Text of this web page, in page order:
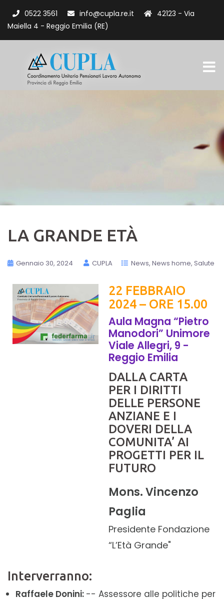
0522 3561 info@cupla.re.it
42123 - Via
Maiella 4 - Reggio Emilia (RE)
LA GRANDE ETÀ
Gennaio 30, 2024 CUPLA News News home Salute
22 FEBBRAIO
2024 – ORE 15.00
Aula Magna “Pietro
Manodori” Unimore
Viale Allegri, 9 -
Reggio Emilia
DALLA CARTA
PER I DIRITTI
DELLE PERSONE
ANZIANE E I
DOVERI DELLA
COMUNITA’ AI
PROGETTI PER IL
FUTURO
Mons. Vincenzo
Paglia
Presidente Fondazione
“L’Età Grande"
Interverranno:
Raffaele Donini: -- Assessore alle politiche per